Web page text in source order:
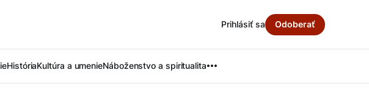
HistóriaKultúra a umenieNáboženstvo a spiritualita
Prihlásiť sa Odoberať